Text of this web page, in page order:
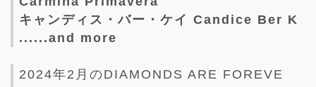
キャンディス・バー・ケイ Candice Ber K
......and more
2024年2月のDIAMONDS ARE FOREVE